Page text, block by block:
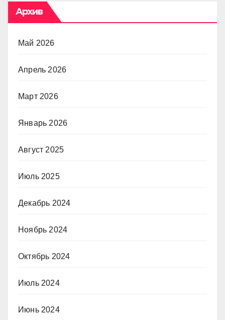
Архив
Май 2026
Апрель 2026
Март 2026
Январь 2026
Август 2025
Июль 2025
Декабрь 2024
Ноябрь 2024
Октябрь 2024
Июль 2024
Июнь 2024